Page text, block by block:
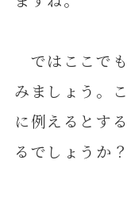
ではここで
みましょう。
に例えるとす
るでしょうか